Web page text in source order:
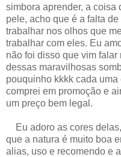
simbora aprender, a coisa
pele, acho que é a falta
trabalhar nos olhos que
trabalhar com eles. Eu
não foi disso que vim
dessas maravilhosas
pouquinho kkkk cada
comprei em promoção e
um preço bem legal.
Eu adoro as cores
que a natura é muito boa
alias, uso e recomendo e